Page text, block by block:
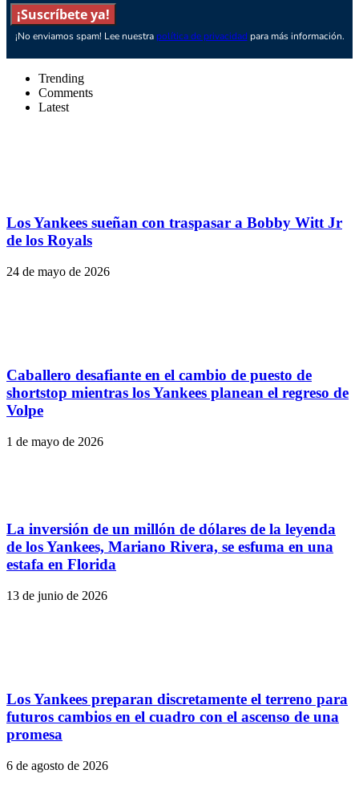
¡Suscríbete ya!
¡No enviamos spam! Lee nuestra política de privacidad para más información.
Trending
Comments
Latest
Los Yankees sueñan con traspasar a Bobby Witt Jr
de los Royals
24 de mayo de 2026
Caballero desafiante en el cambio de puesto de
shortstop mientras los Yankees planean el regreso de
Volpe
1 de mayo de 2026
La inversión de un millón de dólares de la leyenda
de los Yankees, Mariano Rivera, se esfuma en una
estafa en Florida
13 de junio de 2026
Los Yankees preparan discretamente el terreno para
futuros cambios en el cuadro con el ascenso de una
promesa
6 de agosto de 2026